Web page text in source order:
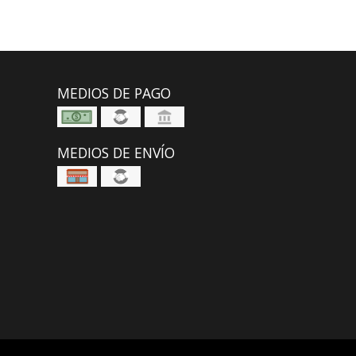
MEDIOS DE PAGO
MEDIOS DE ENVÍO